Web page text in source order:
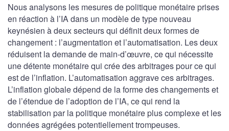
Nous analysons les mesures de politique monétaire prises
en réaction à l’IA dans un modèle de type nouveau
keynésien à deux secteurs qui définit deux formes de
changement : l’augmentation et l’automatisation. Les deux
réduisent la demande de main-d’œuvre, ce qui nécessite
une détente monétaire qui crée des arbitrages pour ce qui
est de l’inflation. L’automatisation aggrave ces arbitrages.
L’inflation globale dépend de la forme des changements et
de l’étendue de l’adoption de l’IA, ce qui rend la
stabilisation par la politique monétaire plus complexe et les
données agrégées potentiellement trompeuses.